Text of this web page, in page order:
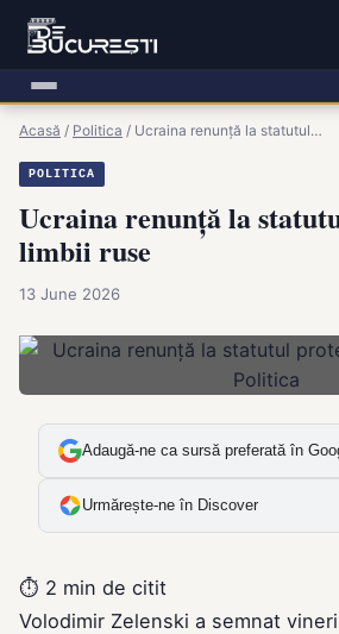
Acasă / Politica / Ucraina renunță la statutul…
POLITICA
Ucraina renunță la
limbii ruse
13 June 2026
Adaugă-ne ca sursă preferată în
Urmărește-ne în Discover
⏱ 2 min de citit
Volodimir Zelenski a semnat